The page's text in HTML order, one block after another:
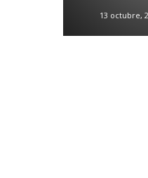
13 octubre,